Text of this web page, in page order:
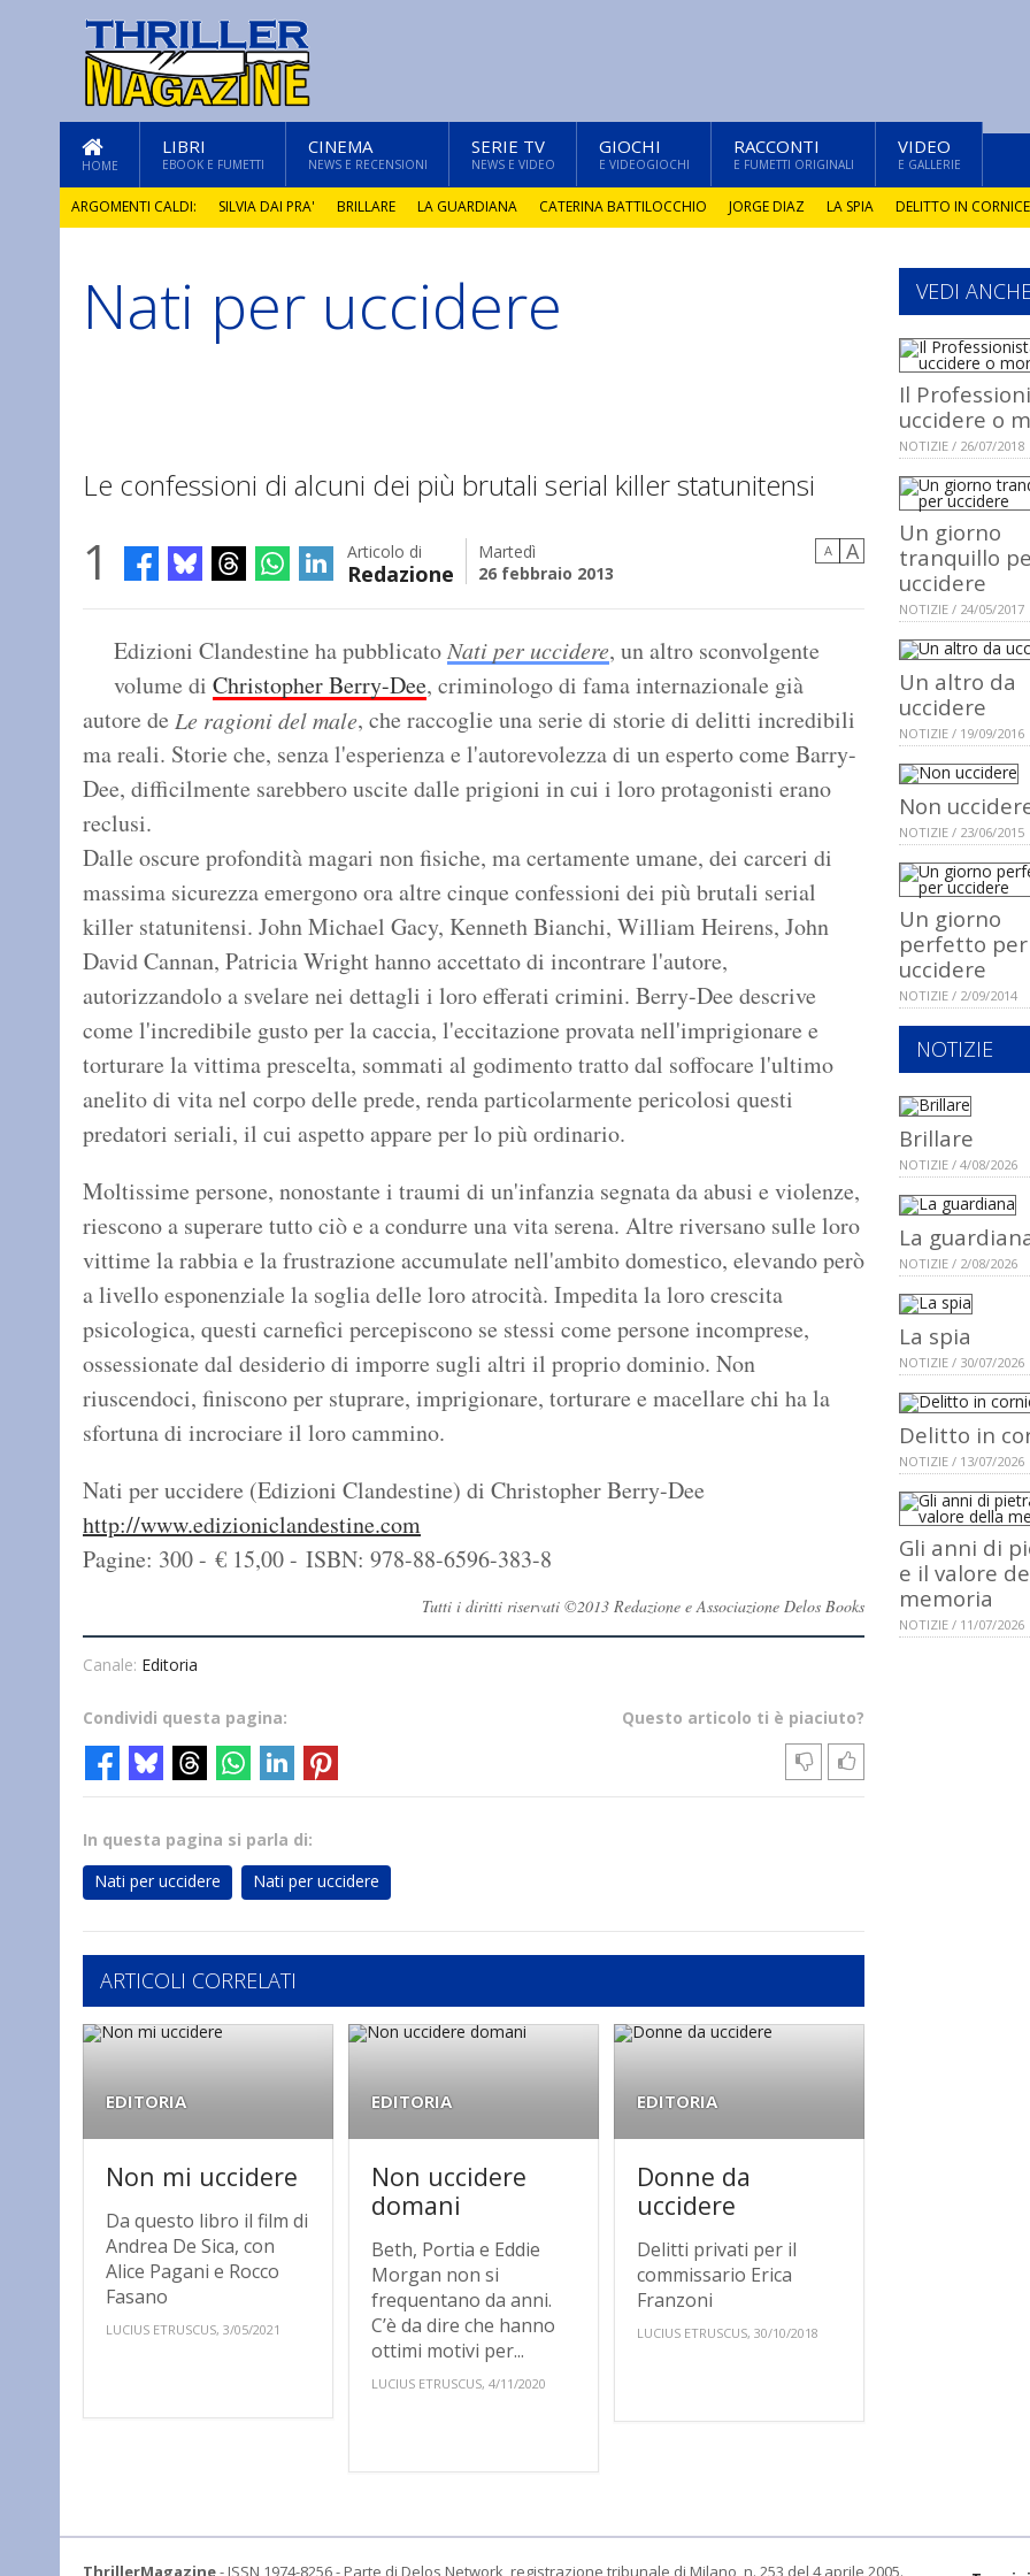
HOME
LIBRI
EBOOK E FUMETTI
CINEMA
NEWS E RECENSIONI
SERIE TV
NEWS E VIDEO
GIOCHI
E VIDEOGIOCHI
RACCONTI
E FUMETTI ORIGINALI
VIDEO
E GALLERIE
ARGOMENTI CALDI: SILVIA DAI PRA' BRILLARE LA GUARDIANA CATERINA BATTILOCCHIO JORGE DIAZ LA SPIA DELITTO IN CORNICE
GLI ANNI DI PIETRA
Nati per uccidere
Le confessioni di alcuni dei più brutali serial killer statunitensi
1 Articolo di
Redazione
Martedì
26 febbraio 2013
A A
Edizioni Clandestine ha pubblicatoNati per uccidere, un altro sconvolgente
volume di Christopher Berry-Dee, criminologo di fama internazionale già
autore de Le ragioni del male, che raccoglie una serie di storie di delitti incredibili
ma reali. Storie che, senza l'esperienza e l'autorevolezza di un esperto come Barry-
Dee, difficilmente sarebbero uscite dalle prigioni in cui i loro protagonisti erano
reclusi.
Dalle oscure profondità magari non fisiche, ma certamente umane, dei carceri di
massima sicurezza emergono ora altre cinque confessioni dei più brutali serial
killer statunitensi. John Michael Gacy, Kenneth Bianchi, William Heirens, John
David Cannan, Patricia Wright hanno accettato di incontrare l'autore,
autorizzandolo a svelare nei dettagli i loro efferati crimini. Berry-Dee descrive
come l'incredibile gusto per la caccia, l'eccitazione provata nell'imprigionare e
torturare la vittima prescelta, sommati al godimento tratto dal soffocare l'ultimo
anelito di vita nel corpo delle prede, renda particolarmente pericolosi questi
predatori seriali, il cui aspetto appare per lo più ordinario.
Moltissime persone, nonostante i traumi di un'infanzia segnata da abusi e violenze,
riescono a superare tutto ciò e a condurre una vita serena. Altre riversano sulle loro
vittime la rabbia e la frustrazione accumulate nell'ambito domestico, elevando però
a livello esponenziale la soglia delle loro atrocità. Impedita la loro crescita
psicologica, questi carnefici percepiscono se stessi come persone incomprese,
ossessionate dal desiderio di imporre sugli altri il proprio dominio. Non
riuscendoci, finiscono per stuprare, imprigionare, torturare e macellare chi ha la
sfortuna di incrociare il loro cammino.
Nati per uccidere (Edizioni Clandestine) di Christopher Berry-Dee
http://www.edizioniclandestine.com
Pagine: 300 - € 15,00 - ISBN: 978-88-6596-383-8
Tutti i diritti riservati ©2013 Redazione e Associazione Delos Books
Canale: Editoria
Questo articolo ti è piaciuto?
Condividi questa pagina:
In questa pagina si parla di:
Nati per uccidere
Nati per uccidere
ARTICOLI CORRELATI
EDITORIA
Non mi uccidere
Da questo libro il film di
Andrea De Sica, con
Alice Pagani e Rocco
Fasano
LUCIUS ETRUSCUS, 3/05/2021
EDITORIA
Non uccidere
domani
Beth, Portia e Eddie
Mor­gan non si
frequentano da anni.
C’è da dire che hanno
ottimi motivi per...
LUCIUS ETRUSCUS, 4/11/2020
EDITORIA
Donne da
uccidere
Delitti privati per il
commissario Erica
Franzoni
LUCIUS ETRUSCUS, 30/10/2018
VEDI ANCHE
Il
uccidere o
NOTIZIE / 26/07/2018
Un giorno
tranquillo
uccidere
NOTIZIE / 24/05/2017
Un altro da
uccidere
NOTIZIE / 19/09/2016
Non
NOTIZIE / 23/06/2015
Un giorno
perfetto per
uccidere
NOTIZIE / 2/09/2014
NOTIZIE
Brillare
NOTIZIE / 4/08/2026
La
NOTIZIE / 2/08/2026
La spia
NOTIZIE / 30/07/2026
Delitto in
NOTIZIE / 13/07/2026
Gli anni di
e il valore
memoria
NOTIZIE / 11/07/2026
ThrillerMagazine- ISSN 1974-8256 - Parte di Delos Network, registrazione tribunale di Milano, n. 253 del 4 aprile 2005.